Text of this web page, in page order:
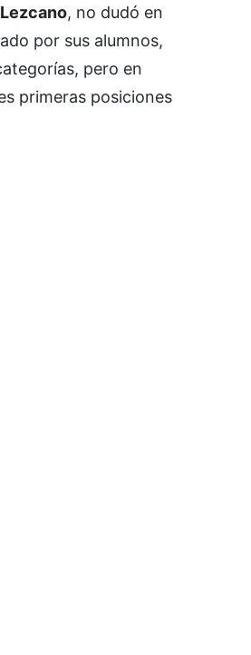
, no dudó en
por sus alumnos,
pero en
primeras posiciones